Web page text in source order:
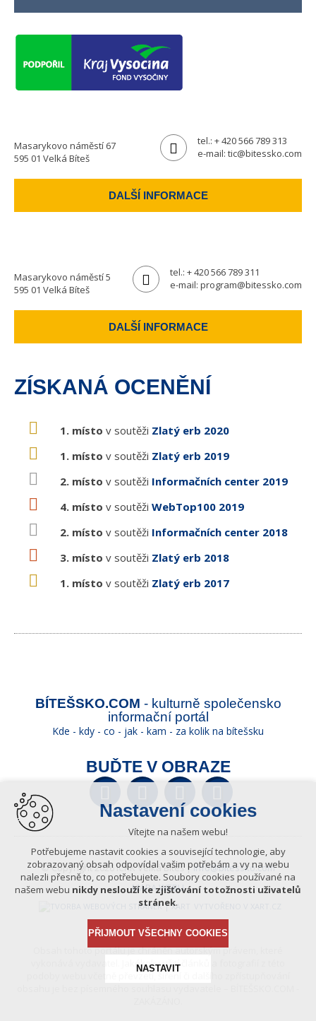
Masarykovo náměstí 67
595 01 Velká Bíteš
tel.: + 420 566 789 313
e-mail: tic@bitessko.com
DALŠÍ INFORMACE
Masarykovo náměstí 5
595 01 Velká Bíteš
tel.: + 420 566 789 311
e-mail: program@bitessko.com
DALŠÍ INFORMACE
ZÍSKANÁ OCENĚNÍ
1. místo v soutěži Zlatý erb 2020
1. místo v soutěži Zlatý erb 2019
2. místo v soutěži Informačních center 2019
4. místo v soutěži WebTop100 2019
2. místo v soutěži Informačních center 2018
3. místo v soutěži Zlatý erb 2018
1. místo v soutěži Zlatý erb 2017
BÍTEŠSKO.COM - kulturně společensko
informační portál
Kde - kdy - co - jak - kam - za kolik na bítešsku
BUĎTE V OBRAZE
© Copyright 2026 ICKK Velká Bíteš |info@bitessko.com
MAPA WEBU
Obsah tohoto portálu je chráněn autorským právem, které
vykonává vydavatel. Jakékoliv užití článků a fotografií z této
podoby webu včetně převzetí, šíření či dalšího zpřístupňování
Nastavení cookies
Vítejte na našem webu!
Potřebujeme nastavit cookies a související technologie, aby
zobrazovaný obsah odpovídal vašim potřebám a vy na webu
nalezli přesně to, co potřebujete. Soubory cookies používané na
našem webu nikdy neslouží ke zjišťování totožnosti uživatelů
stránek.
PŘIJMOUT VŠECHNY COOKIES
NASTAVIT